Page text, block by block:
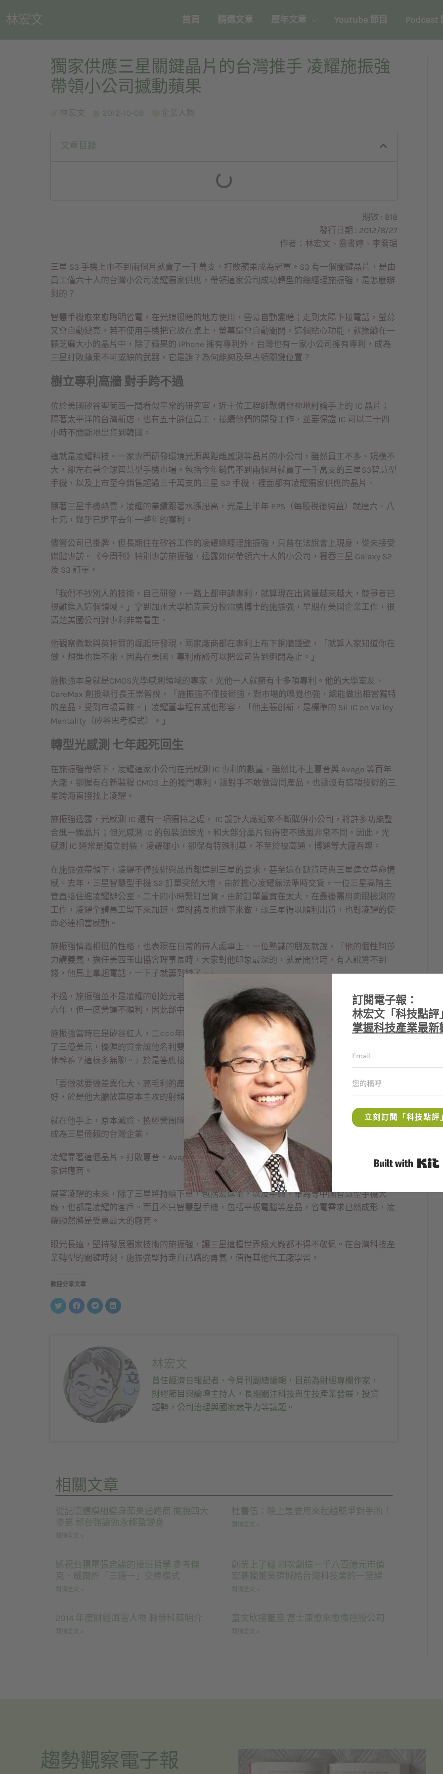
林宏文 首頁 精選文章 歷年文章 Youtube 節目 Podcast
獨家供應三星關鍵晶片的台灣推手 凌耀施振強
帶領小公司撼動蘋果
林宏文 2012-10-08 企業人物
文章目錄
期數 : 818
發行日期 : 2012/8/27
作者：林宏文、翁書婷、李喬琚
三星 S3 手機上市不到兩個月就賣了一千萬支，打敗蘋果成為冠軍。S3 有一個關鍵晶片，是由
員工僅六十人的台灣小公司凌耀獨家供應，帶領這家公司成功轉型的總經理施振強，是怎麼辦
到的？
智慧手機愈來愈聰明省電，在光線很暗的地方使用，螢幕自動變暗；走到太陽下接電話，螢幕
又會自動變亮，若不使用手機把它放在桌上，螢幕還會自動關閉。這個貼心功能，就操縱在一
顆芝麻大小的晶片中，除了蘋果的 iPhone 擁有專利外，台灣也有一家小公司擁有專利，成為
三星打敗蘋果不可或缺的武器，它是誰？為何能夠及早占領關鍵位置？
樹立專利高牆 對手跨不過
位於美國矽谷聖荷西一間看似平常的研究室，近十位工程師聚精會神地討論手上的 IC 晶片；
隔著太平洋的台灣新店，也有五十餘位員工，接續他們的開發工作，並要保證 IC 可以二十四
小時不間斷地出貨到韓國。
這就是凌耀科技。一家專門研發環境光源與距離感測等晶片的小公司，雖然員工不多、規模不
大，卻左右著全球智慧型手機市場。包括今年銷售不到兩個月就賣了一千萬支的三星S3智慧型
手機，以及上市至今銷售超過三千萬支的三星 S2 手機，裡面都有凌耀獨家供應的晶片。
隨著三星手機熱賣，凌耀的業績跟著水漲船高，光是上半年 EPS（每股稅後純益）就達六．八
七元，幾乎已追平去年一整年的獲利。
儘管公司已掛牌，但長期住在矽谷工作的凌耀總經理施振強，只曾在法說會上現身，從未接受
媒體專訪。《今周刊》特別專訪施振強，透露如何帶領六十人的小公司，獨吞三星 Galaxy S2
及 S3 訂單。
「我們不抄別人的技術，自己研發，一路上都申請專利，就算現在出貨量越來越大，競爭者已
很難進入這個領域。」拿到加州大學柏克萊分校電機博士的施振強，早期在美國企業工作，很
清楚美國公司對專利非常看重。
他觀察微軟與英特爾的崛起時發現，兩家廠商都在專利上布下銅牆鐵壁，「就算人家知道你在
做，想進也進不來，因為在美國，專利訴訟可以把公司告到倒閉為止。」
施振強本身就是CMOS光學感測領域的專家，光他一人就擁有十多項專利。他的大學室友、
CareMax 創投執行長王崇智說，「施振強不僅技術強，對市場的嗅覺也強，總能做出相當獨特
的產品，受到市場青睞。」凌耀董事程有威也形容，「他主張創新，是標準的 Sil IC on Valley
Mentality（矽谷思考模式）。」
轉型光感測 七年起死回生
在施振強帶領下，凌耀這家小公司在光感測 IC 專利的數量，雖然比不上夏普與 Avago 等百年
大廠，卻握有在新製程 CMOS 上的獨門專利，讓對手不敢做雷同產品，也讓沒有這項技術的三
星跨海直接找上凌耀。
施振強透露，光感測 IC 還有一項獨特之處， IC 設計大廠近來不斷購併小公司，將許多功能整
合進一顆晶片；但光感測 IC 的包裝須透光，和大部分晶片包得密不透風非常不同。因此，光
感測 IC 通常是獨立封裝，凌耀雖小，卻保有特殊利基，不至於被高通、博通等大廠吞噬。
在施振強帶領下，凌耀不僅技術與品質都達到三星的要求，甚至還在缺貨時與三星建立革命情
感。去年，三星智慧型手機 S2 訂單突然大增，由於擔心凌耀無法準時交貨，一位三星高階主
管直接住進凌耀辦公室，二十四小時緊盯出貨。由於訂單量實在太大，在最後需用肉眼檢測的
工作，凌耀全體員工留下來加班，連財務長也跳下來做，讓三星得以順利出貨，也對凌耀的使
命必達相當感動。
施振強情義相挺的性格，也表現在日常的待人處事上。一位熟識的朋友就說，「他的個性阿莎
力講義氣，擔任美西玉山協會理事長時，大家對他印象最深的，就是開會時，有人說籌不到
錢，他馬上拿起電話，一下子就籌到錢了。」
不過，施振強並不是凌耀的創始元老，凌耀最早的創辦人是立錡董事長邰中和，創立於一九九
六年，但一度營運不順利，因此邰中和在二○○四年找施振強來幫忙。
施振強當時已是矽谷紅人，二○○○年時，他創立的第一家公司傲磊（Allayer）被博通購併，賣
了三億美元，優渥的資金讓他名利雙收，不愁吃穿，但他總想做有挑戰的工作，「我那麼早退
休幹嘛？這樣多無聊。」於是答應接手凌耀。
「要做就要做差異化大、高毛利的產品。」接手凌耀後，施振強發現凌耀的主力產品做得不
好，於是他大膽放棄原本主攻的射頻和光碟機產品，改朝他所熟悉的光感測領域邁進。
就在他手上，原本減資、換經營團隊，甚至差點倒閉的凌耀，寂寞獨走七年後起死回生，甚至
成為三星倚賴的台灣企業。
凌耀靠著這個晶片，打敗夏普、Avago、Intersil、奧地利微電子等眾多競爭對手，成為三星獨
家供應商。
展望凌耀的未來，除了三星將持續下單，包括宏達電，以及中興、華為等中國智慧型手機大
廠，也都是凌耀的客戶。而且不只智慧型手機，包括平板電腦等產品，省電需求已然成形，凌
耀顯然將是受惠最大的廠商。
眼光長遠，堅持發展獨家技術的施振強，讓三星這種世界級大廠都不得不敬佩。在台灣科技產
業轉型的關鍵時刻，施振強堅持走自己路的勇氣，值得其他代工廠學習。
歡迎分享文章
分
享
按
一
Facebook(在
新
窗
開
啟)
按
一
Telegram(在
新
中
開
啟)
分
享
開
啟) 林宏文
曾任經濟日報記者、今周刊副總編輯，目前為財經專欄作家，
財經節目與論壇主持人，長期關注科技與生技產業發展，投資
趨勢，公司治理與國家競爭力等議題。
相關文章
從記憶體模組變身蘋果通路商 擺脫四大
慘業 郭台強讓勁永輕盈變身
閱讀全文 »
杜書伍：晚上是要用來超越競爭對手的！
閱讀全文 »
透視台積電張忠謀的接班哲學 參考傑
克．威爾許「三選一」交棒模式
閱讀全文 »
創業上了癮 四次創造一千八百億元市值
宏碁獨董吳錦城給台灣科技業的一堂課
閱讀全文 »
2014 年度財經風雲人物 聯發科蔡明介
閱讀全文 »
童文欣接董座 富士康愈來愈像控股公司
閱讀全文 »
趨勢觀察電子報
訂閱電子報：
林宏文「科技點評
掌握科技產業最新
立刻訂閱「科技點評